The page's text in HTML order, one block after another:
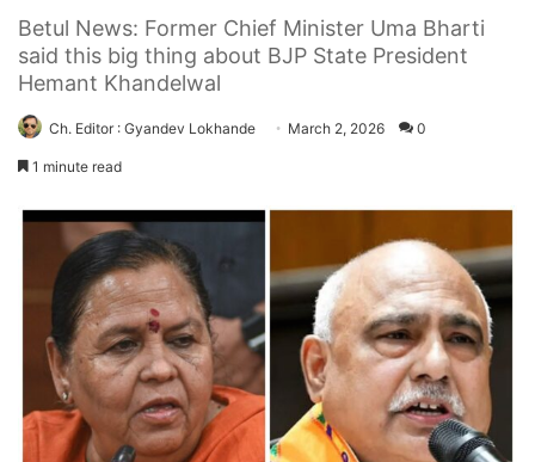
Betul News: Former Chief Minister Uma Bharti
said this big thing about BJP State President
Hemant Khandelwal
Ch. Editor : Gyandev Lokhande March 2, 2026 0
1 minute read